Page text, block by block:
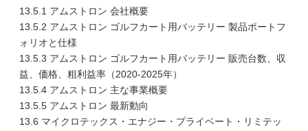
13.5.1 アムストロン 会社概要
13.5.2 アムストロン ゴルフカート用バッテリー 製品ポートフ
ォリオと仕様
13.5.3 アムストロン ゴルフカート用バッテリー 販売台数、収
益、価格、粗利益率（2020-2025年）
13.5.4 アムストロン 主な事業概要
13.5.5 アムストロン 最新動向
13.6 マイクロテックス・エナジー・プライベート・リミテッ